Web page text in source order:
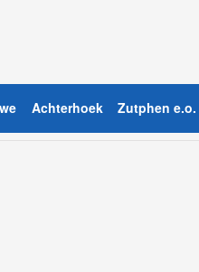
Achterhoek Zutphen e.o.